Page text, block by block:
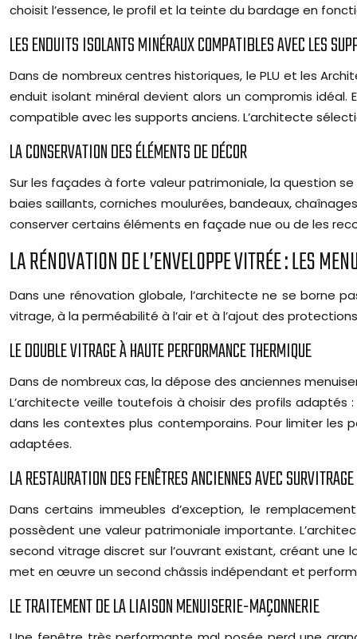
choisit l’essence, le profil et la teinte du bardage en
LES ENDUITS ISOLANTS MINÉRAUX COMPATIBLES AVEC LES
Dans de nombreux centres historiques, le PLU et les
enduit isolant minéral devient alors un compromis idéal.
compatible avec les supports anciens. L’architecte
LA CONSERVATION DES ÉLÉMENTS DE DÉCOR
Sur les façades à forte valeur patrimoniale, la question
baies saillants, corniches moulurées, bandeaux,
conserver certains éléments en façade nue ou de les
LA RÉNOVATION DE L’ENVELOPPE VITRÉE : LES
Dans une rénovation globale, l’architecte ne se borne
vitrage, à la perméabilité à l’air et à l’ajout des
LE DOUBLE VITRAGE À HAUTE PERFORMANCE THERMIQUE
Dans de nombreux cas, la dépose des anciennes
L’architecte veille toutefois à choisir des profils
dans les contextes plus contemporains. Pour limiter les
adaptées.
LA RESTAURATION DES FENÊTRES ANCIENNES AVEC
Dans certains immeubles d’exception, le
possèdent une valeur patrimoniale importante.
second vitrage discret sur l’ouvrant existant, créant une
met en œuvre un second châssis indépendant et
LE TRAITEMENT DE LA LIAISON MENUISERIE-MAÇONNERIE